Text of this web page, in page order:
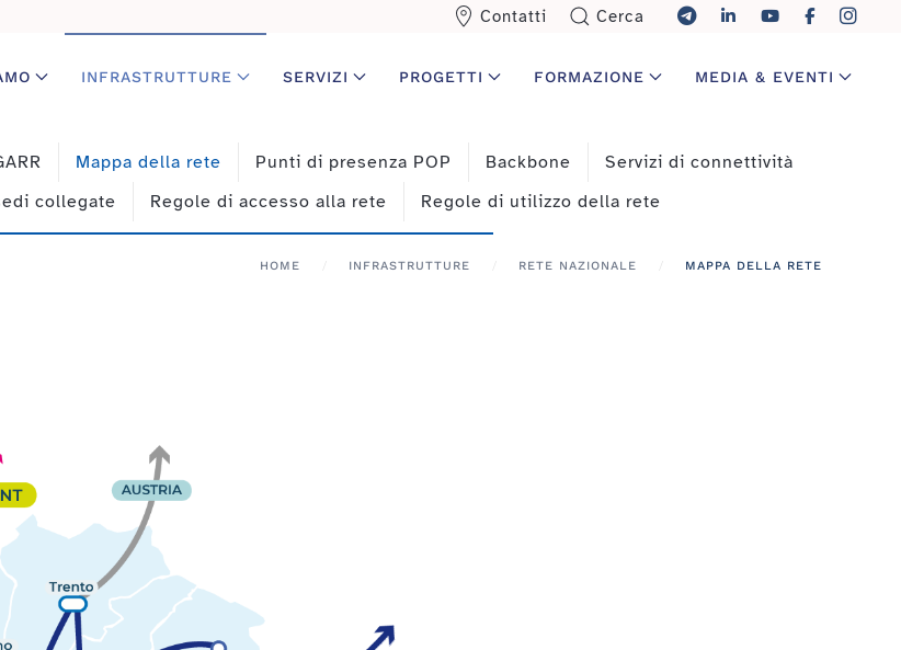
Contatti Cerca
INFRASTRUTTURE SERVIZI PROGETTI FORMAZIONE MEDIA & EVENTI
Mappa della rete Punti di presenza POP Backbone
Servizi di connettività
collegate Regole di accesso alla rete Regole di utilizzo della rete
HOME INFRASTRUTTURE RETE NAZIONALE MAPPA DELLA RETE